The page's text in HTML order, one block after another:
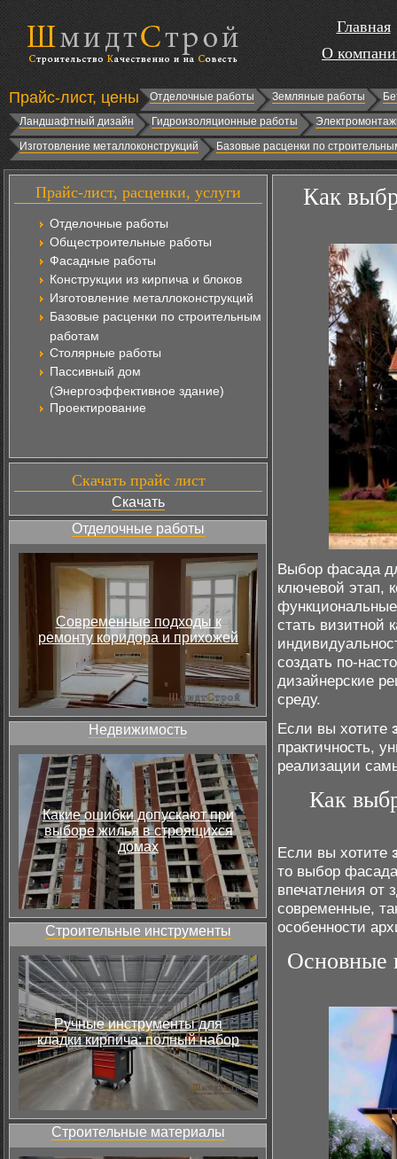
Главная
О
Прайс-лист, цены Отделочные работы Земляные работы
Ландшафтный дизайн
Гидроизоляционные работы
Изготовление металлоконструкций
Базовые расценки по
Прайс-лист, расценки, услуги
Отделочные работы
Общестроительные работы
Фасадные работы
Конструкции из кирпича и блоков
Изготовление металлоконструкций
Базовые расценки по строительным
работам
Столярные работы
Пассивный дом
(Энергоэффективное здание)
Проектирование
Скачать прайс лист
Скачать
Отделочные работы
Современные подходы к
ремонту коридора и прихожей
Недвижимость
Какие ошибки допускают при
выборе жилья в строящихся
домах
Строительные инструменты
Ручные инструменты для
кладки кирпича: полный набор
Строительные материалы
Как
Выбор фасада
ключевой этап,
стать визитной
создать по-
дизайнерские
среду.
Если вы хотите
практичность,
реализации
Как
Если вы хотите
то выбор
впечатления от
современные,
особенности
Основные